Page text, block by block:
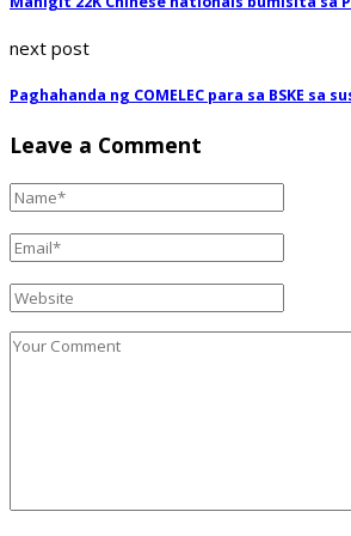
next post
Paghahanda ng COMELEC para sa BSKE sa
Leave a Comment